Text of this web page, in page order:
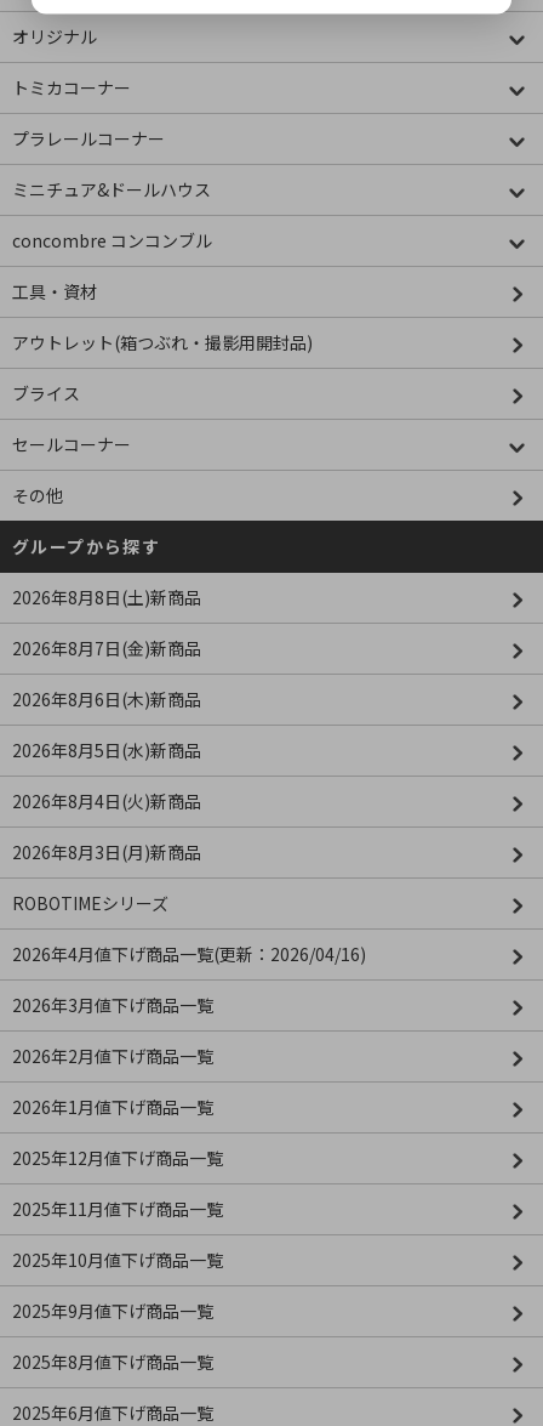
オリジナル
トミカコーナー
プラレールコーナー
ミニチュア&ドールハウス
concombre コンコンブル
工具・資材
アウトレット(箱つぶれ・撮影用開封品)
ブライス
セールコーナー
その他
グループから探す
2026年8月8日(土)新商品
2026年8月7日(金)新商品
2026年8月6日(木)新商品
2026年8月5日(水)新商品
2026年8月4日(火)新商品
2026年8月3日(月)新商品
ROBOTIMEシリーズ
2026年4月値下げ商品一覧(更新：2026/04/16)
2026年3月値下げ商品一覧
2026年2月値下げ商品一覧
2026年1月値下げ商品一覧
2025年12月値下げ商品一覧
2025年11月値下げ商品一覧
2025年10月値下げ商品一覧
2025年9月値下げ商品一覧
2025年8月値下げ商品一覧
2025年6月値下げ商品一覧